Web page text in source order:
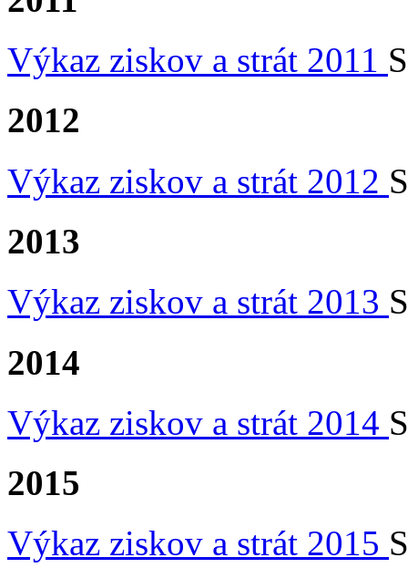
Výkaz ziskov a strát 2011
2012
Výkaz ziskov a strát 2012
2013
Výkaz ziskov a strát 2013
2014
Výkaz ziskov a strát 2014
2015
Výkaz ziskov a strát 2015